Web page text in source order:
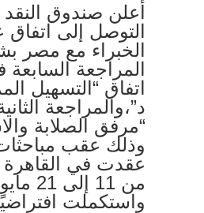
أعلن صندوق
التوصل إلى
الخبراء مع مصر
المراجعة السابعة
اتفاق “التسهيل
د”،والمراجعة
“مرفق الصلابة
وذلك عقب
عقدت في القاهرة
من 11
واستكملت